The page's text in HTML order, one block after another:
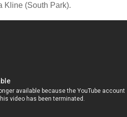
Kline (South Park).